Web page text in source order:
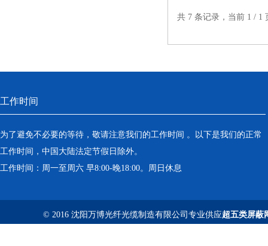
共 7 条记录，当前 1 /
工作时间
为了避免不必要的等待，敬请注意我们的工作时间 。以下是我们的正常
工作时间，中国大陆法定节假日除外。
工作时间：周一至周六 早8:00-晚18:00。周日休息
© 2016 沈阳万博光纤光缆制造有限公司专业供应超五类屏蔽